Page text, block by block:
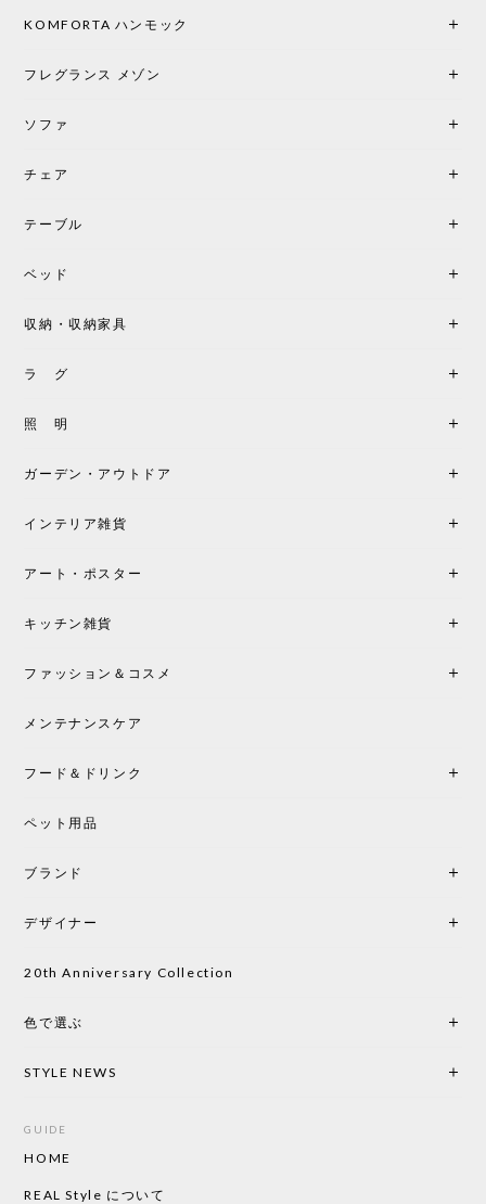
KOMFORTA ハンモック
フレグランス メゾン
ソファ
チェア
テーブル
ベッド
収納・収納家具
ラ グ
照 明
ガーデン・アウトドア
インテリア雑貨
アート・ポスター
キッチン雑貨
ファッション＆コスメ
メンテナンスケア
フード＆ドリンク
ペット用品
ブランド
デザイナー
20th Anniversary Collection
色で選ぶ
STYLE NEWS
GUIDE
HOME
REAL Style について